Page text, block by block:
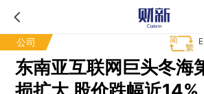
公司
东南亚互联网巨头冬海